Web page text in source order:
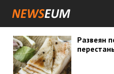
Развеян